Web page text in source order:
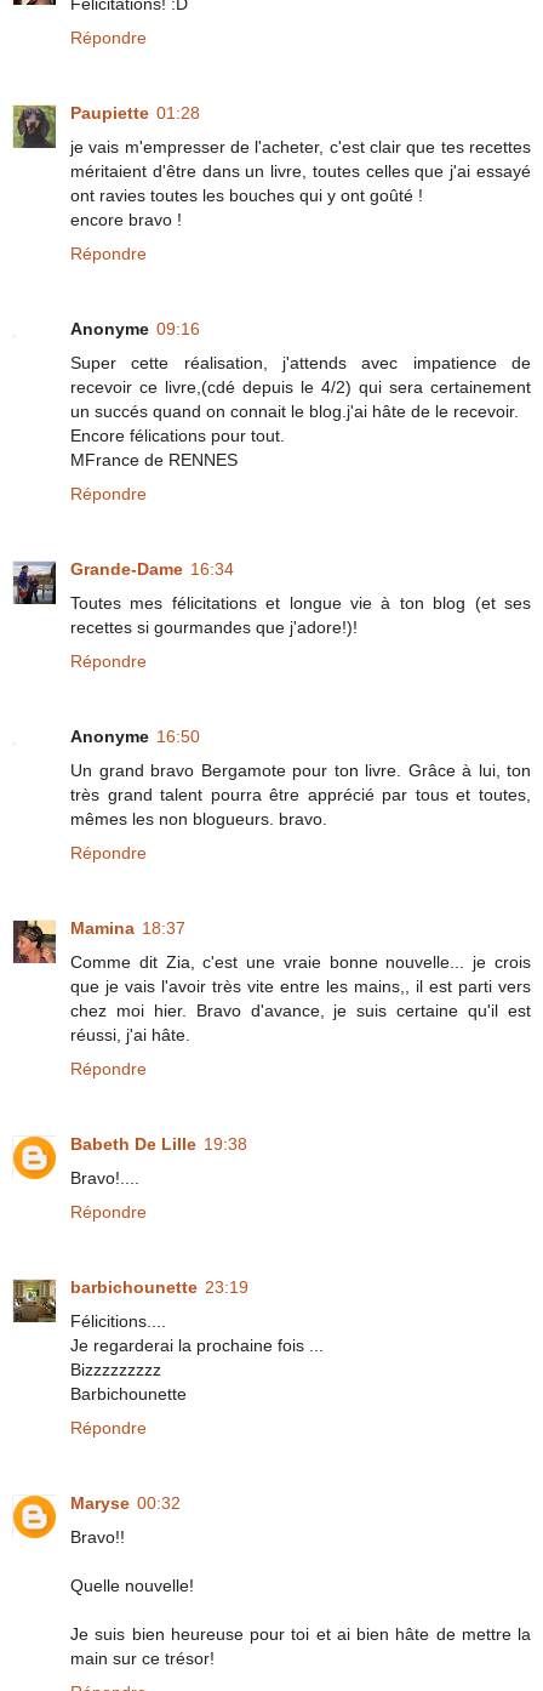
Répondre
Paupiette 01:28
je vais m'empresser de l'acheter, c'est clair que tes recettes
méritaient d'être dans un livre, toutes celles que j'ai essayé
ont ravies toutes les bouches qui y ont goûté !
encore bravo !
Répondre
Anonyme 09:16
Super cette réalisation, j'attends avec impatience de
recevoir ce livre,(cdé depuis le 4/2) qui sera certainement
un succés quand on connait le blog.j'ai hâte de le recevoir.
Encore félications pour tout.
MFrance de RENNES
Répondre
Grande-Dame 16:34
Toutes mes félicitations et longue vie à ton blog (et ses
recettes si gourmandes que j'adore!)!
Répondre
Anonyme 16:50
Un grand bravo Bergamote pour ton livre. Grâce à lui, ton
très grand talent pourra être apprécié par tous et toutes,
mêmes les non blogueurs. bravo.
Répondre
Mamina 18:37
Comme dit Zia, c'est une vraie bonne nouvelle... je crois
que je vais l'avoir très vite entre les mains,, il est parti vers
chez moi hier. Bravo d'avance, je suis certaine qu'il est
réussi, j'ai hâte.
Répondre
Babeth De Lille 19:38
Bravo!....
Répondre
barbichounette 23:19
Félicitions....
Je regarderai la prochaine fois ...
Bizzzzzzzzz
Barbichounette
Répondre
Maryse 00:32
Bravo!!
Quelle nouvelle!
Je suis bien heureuse pour toi et ai bien hâte de mettre la
main sur ce trésor!